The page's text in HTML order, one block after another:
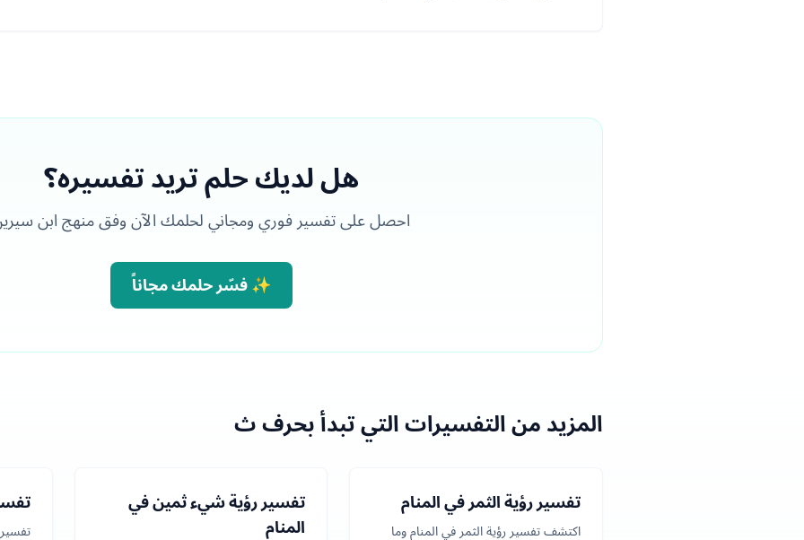
هل لديك حلم تريد تفسيره؟
احصل على تفسير فوري ومجاني لحلمك الآن وفق منهج ابن
✨ فسّر حلمك مجاناً
المزيد من التفسيرات التي تبدأ بحرف ث
تفسير رؤية الثمر في المنام
اكتشف تفسير رؤية الثمر في المنام وما
تفسير رؤية شيء ثمين في
المنام